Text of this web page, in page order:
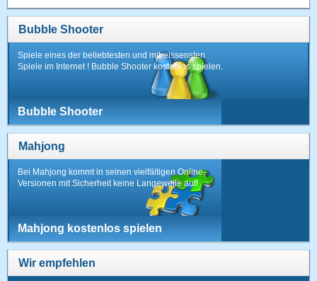
Bubble Shooter
Spiele eines der beliebtesten und mitreissensten
Spiele im Internet ! Bubble Shooter kostenlos spielen.
Bubble Shooter
Mahjong
Bei Mahjong kommt in seinen vielfältigen Online-
Versionen mit Sicherheit keine Langeweile auf!
Mahjong kostenlos spielen
Wir empfehlen